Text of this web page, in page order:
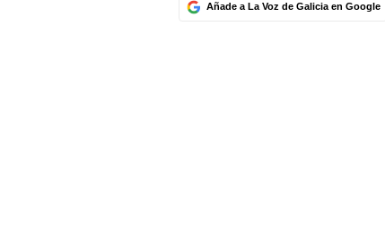
Añade a La Voz de Galicia en Google